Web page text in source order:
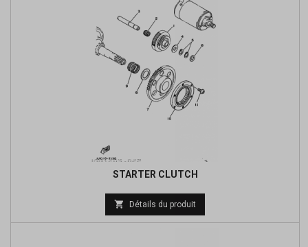
STARTER CLUTCH
Prix
de
 Détails du produit